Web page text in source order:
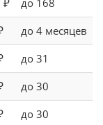
₽ до 168
до 4 месяцев
до 31
до 30
до 30